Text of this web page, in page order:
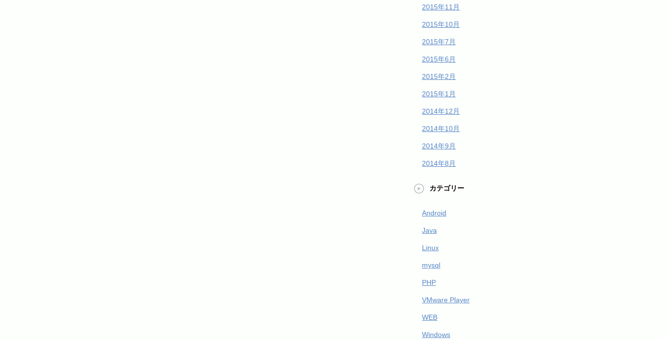
2015年11月
2015年10月
2015年7月
2015年6月
2015年2月
2015年1月
2014年12月
2014年10月
2014年9月
2014年8月
カテゴリー
Android
Java
Linux
mysql
PHP
VMware Player
WEB
Windows